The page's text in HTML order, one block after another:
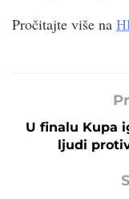
Pročitajte više na
U finalu Kupa
ljudi